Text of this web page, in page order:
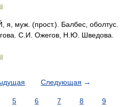
муж. (прост.). Балбес, оболтус.
С.И. Ожегов, Н.Ю. Шведова.
Следующая →
5 6 7 8
9